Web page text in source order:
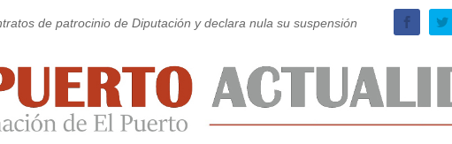
de patrocinio de Diputación y declara nula su suspensión